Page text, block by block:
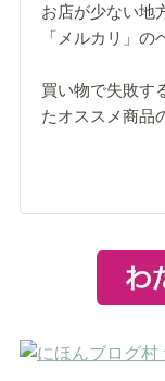
お店が少ない地
「メルカリ」の
買い物で失敗す
たオススメ商品